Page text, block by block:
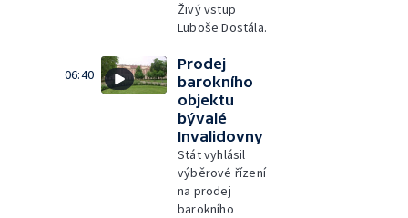
Živý vstup
Luboše Dostála.
06:40
Prodej
barokního
objektu
bývalé
Invalidovny
Stát vyhlásil
výběrové řízení
na prodej
barokního